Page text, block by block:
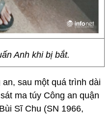
Anh khi bị bắt.
sau một quá trình dài
ma túy Công an quận
Sĩ Chu (SN 1966,